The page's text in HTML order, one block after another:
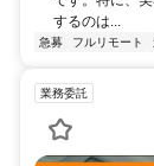
するのは...
急募 フルリモート
業務委託